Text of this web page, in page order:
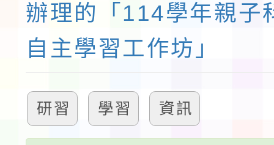
辦理的「114學年親子
自主學習工作坊」
研習 學習 資訊